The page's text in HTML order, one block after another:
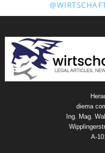
diema
Ing. Mag.
A-